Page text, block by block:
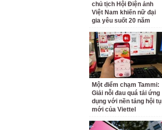
chủ tịch Hội Điện ảnh
Việt Nam khiến nữ đại
gia yêu suốt 20 năm
Một điểm chạm Tammi:
Giải nỗi đau quá tải ứng
dụng với nền tảng hội tụ
mới của Viettel